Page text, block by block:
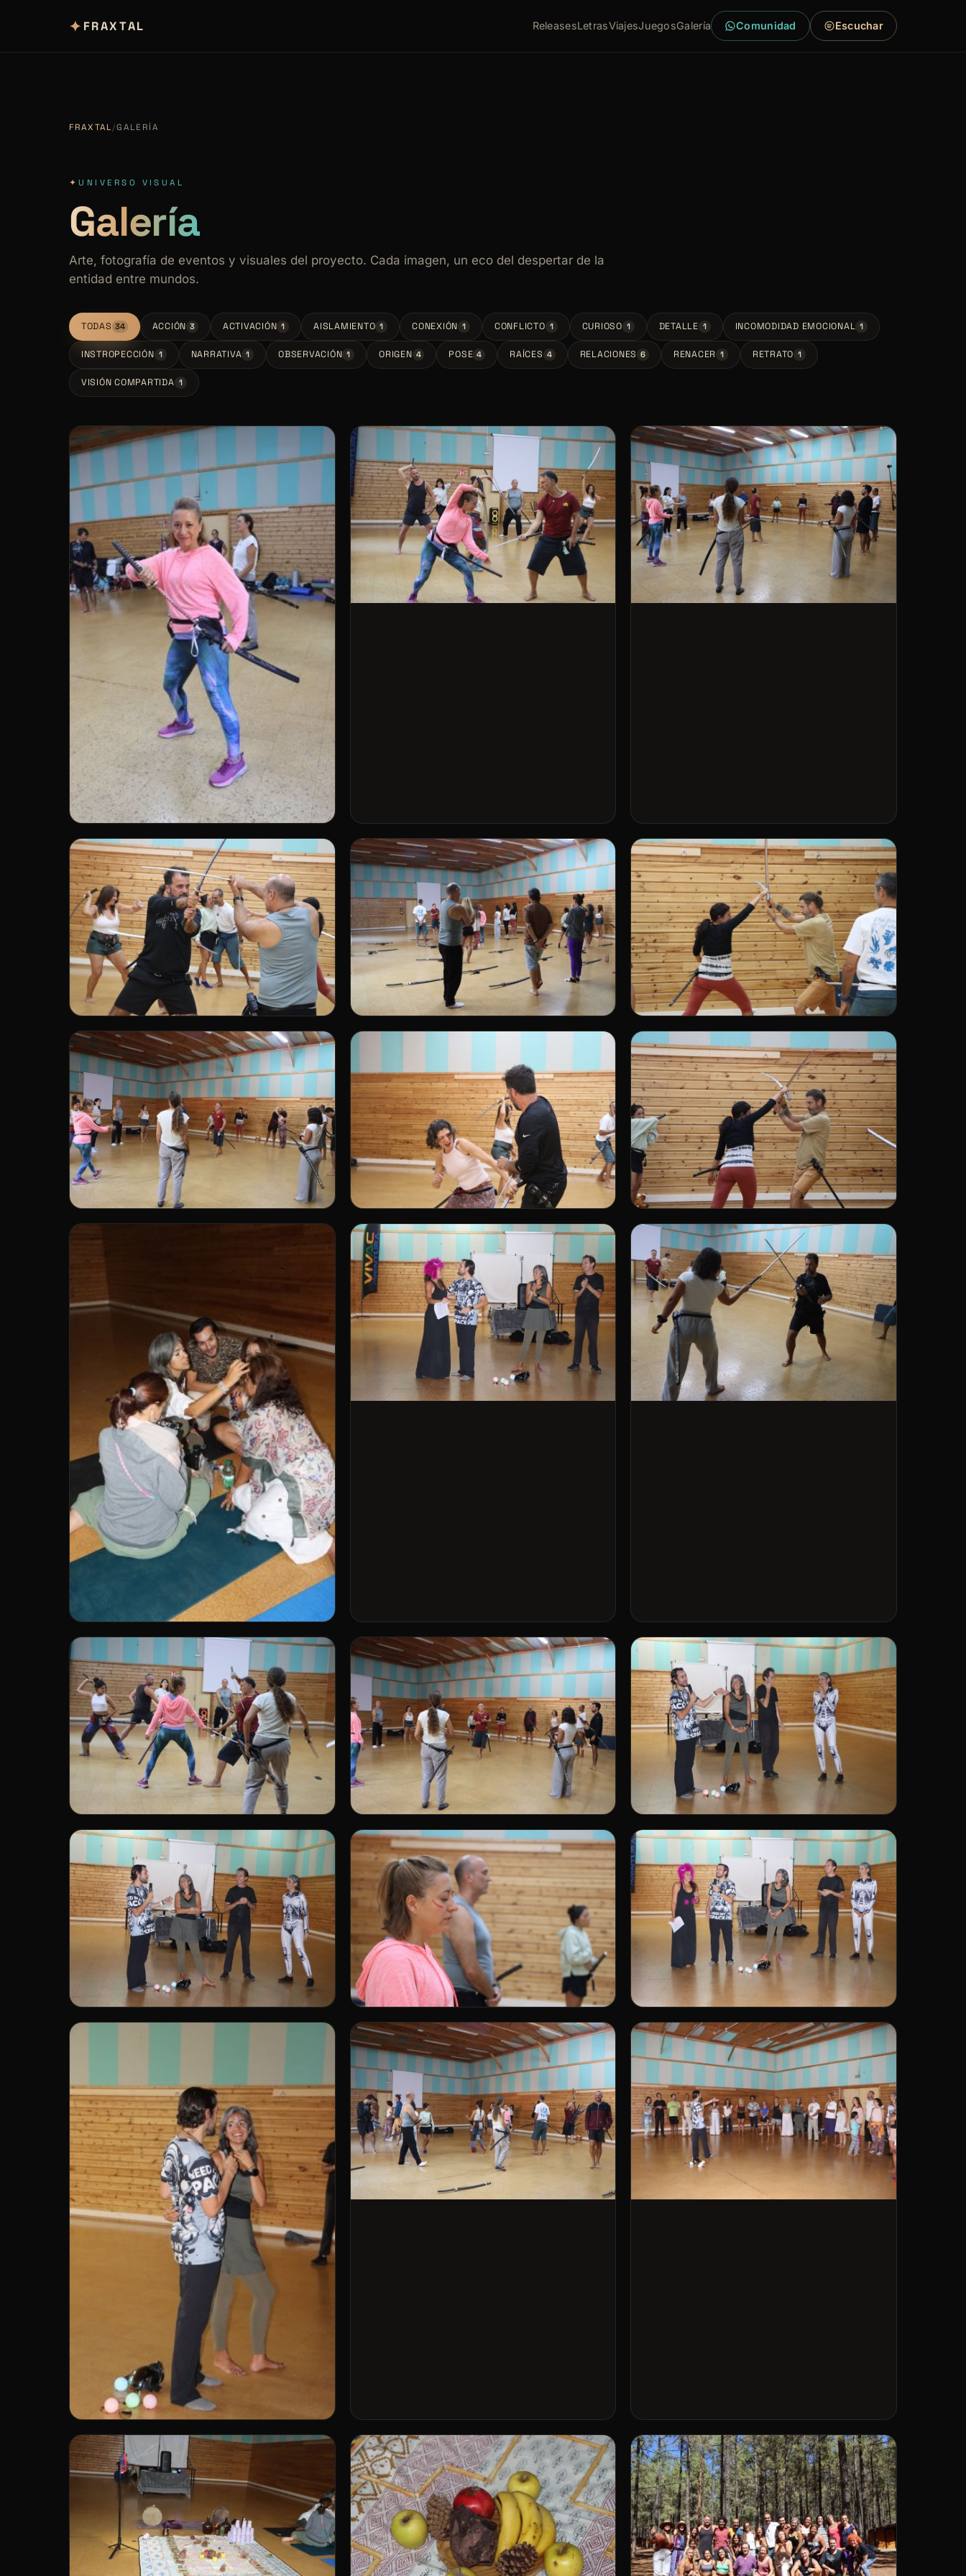
✦ FRAXTAL ReleasesLetrasViajesJuegosGalería Comunidad Escuchar
FRAXTAL/GALERÍA
✦UNIVERSO VISUAL
Galería
Arte, fotografía de eventos y visuales del proyecto. Cada imagen, un eco del despertar de la
entidad entre mundos.
TODAS 34 ACCIÓN 3 ACTIVACIÓN 1 AISLAMIENTO 1 CONEXIÓN 1 CONFLICTO 1 CURIOSO 1 DETALLE 1 INCOMODIDAD EMOCIONAL 1
INSTROPECCIÓN 1 NARRATIVA 1 OBSERVACIÓN 1 ORIGEN 4 POSE 4 RAÍCES 4 RELACIONES 6 RENACER 1 RETRATO 1
VISIÓN COMPARTIDA 1